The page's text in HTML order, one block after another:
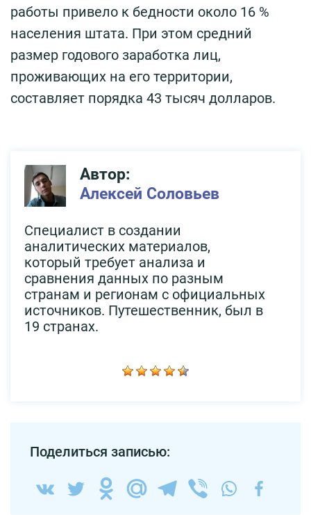
работы привело к бедности около 16 %
населения штата. При этом средний
размер годового заработка лиц,
проживающих на его территории,
составляет порядка 43 тысяч долларов.
Автор:
Алексей Соловьев
Специалист в создании
аналитических материалов,
который требует анализа и
сравнения данных по разным
странам и регионам с официальных
источников. Путешественник, был в
19 странах.
Поделиться записью: